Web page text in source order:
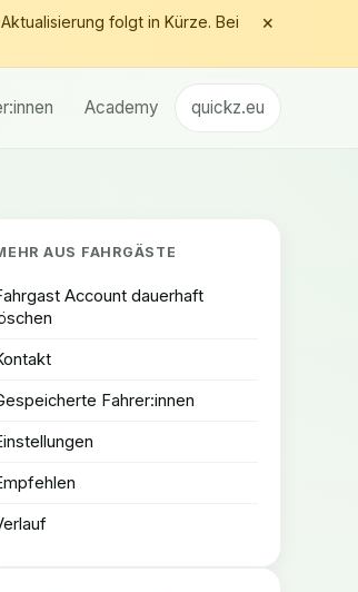
folgt in Kürze. Bei
×
Academy quickz.eu
AUS FAHRGÄSTE
Account dauerhaft
Fahrer:innen